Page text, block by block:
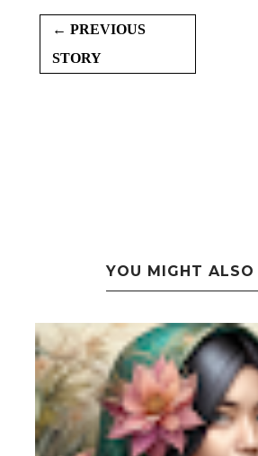
← PREVIOUS
STORY
YOU MIGHT ALSO